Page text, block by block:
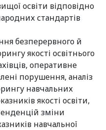
освіти відповідно
стандартів
безперервного й
якості освітнього
оперативне
порушення, аналіз
навчальних
якості освіти,
зміни
навчальної